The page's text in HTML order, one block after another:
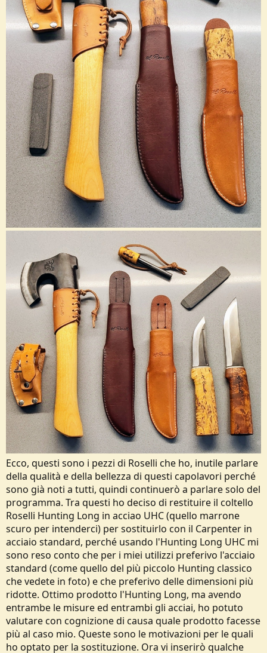
Ecco, questi sono i pezzi di Roselli che ho, inutile parlare
della qualità e della bellezza di questi capolavori perché
sono già noti a tutti, quindi continuerò a parlare solo del
programma. Tra questi ho deciso di restituire il coltello
Roselli Hunting Long in acciao UHC (quello marrone
scuro per intenderci) per sostituirlo con il Carpenter in
acciaio standard, perché usando l'Hunting Long UHC mi
sono reso conto che per i miei utilizzi preferivo l'acciaio
standard (come quello del più piccolo Hunting classico
che vedete in foto) e che preferivo delle dimensioni più
ridotte. Ottimo prodotto l'Hunting Long, ma avendo
entrambe le misure ed entrambi gli acciai, ho potuto
valutare con cognizione di causa quale prodotto facesse
più al caso mio. Queste sono le motivazioni per le quali
ho optato per la sostituzione. Ora vi inserirò qualche